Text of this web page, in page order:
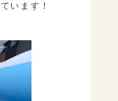
います！